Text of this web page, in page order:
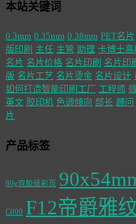
本站关键词
0.3mm 0.35mm 0.38mm PET名片
版印刷 主任 主管 助理 卡博士高
名片 名片价格 名片印刷 名片印
版 名片工艺 名片烫金 名片设计
如何打造智能印刷工厂 工程师
英文 胶印机 色调倾向 部长 顾问
片
产品标签
80g双胶纸彩页
C009 F12帝爵雅